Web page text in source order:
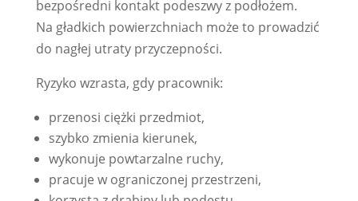
bezpośredni kontakt podeszwy z podłożem.
Na gładkich powierzchniach może to prowadzić
do nagłej utraty przyczepności.
Ryzyko wzrasta, gdy pracownik:
przenosi ciężki przedmiot,
szybko zmienia kierunek,
wykonuje powtarzalne ruchy,
pracuje w ograniczonej przestrzeni,